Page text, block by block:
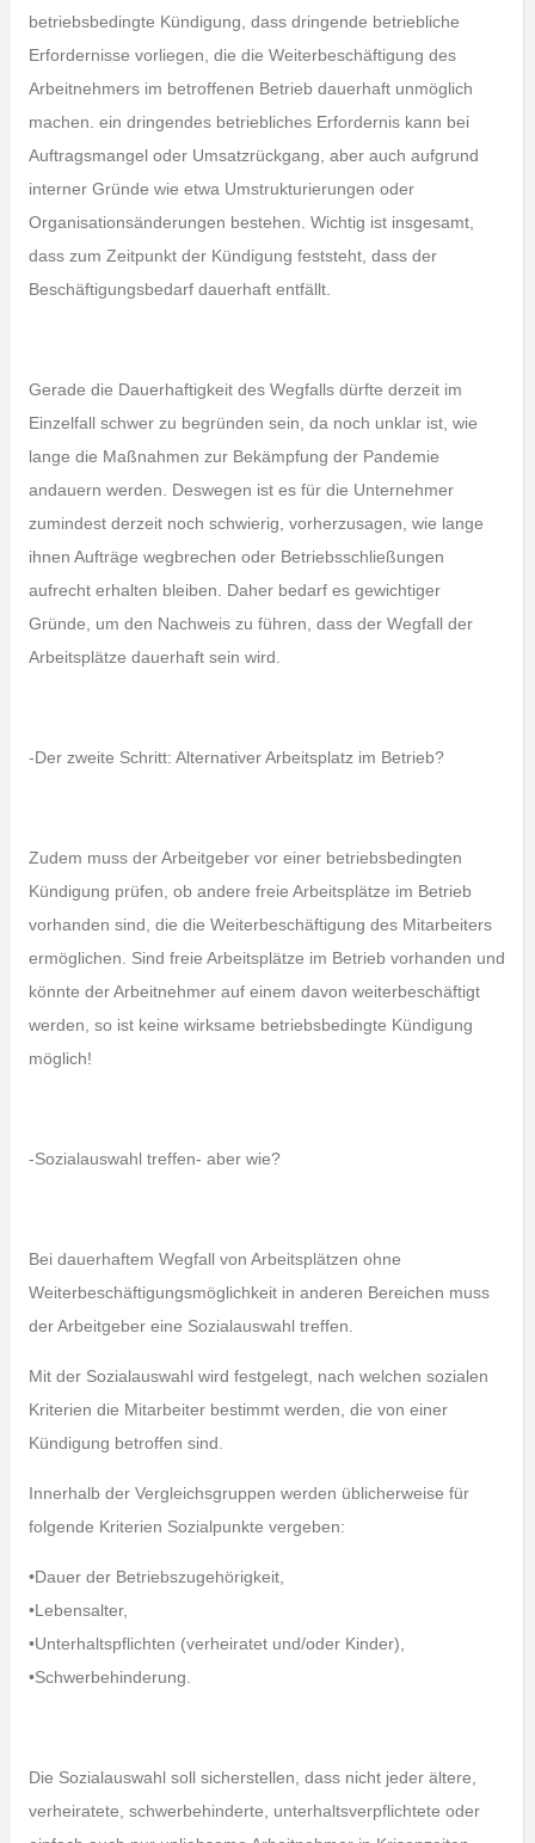
betriebsbedingte Kündigung, dass dringende betriebliche
Erfordernisse vorliegen, die die Weiterbeschäftigung des
Arbeitnehmers im betroffenen Betrieb dauerhaft unmöglich
machen. ein dringendes betriebliches Erfordernis kann bei
Auftragsmangel oder Umsatzrückgang, aber auch aufgrund
interner Gründe wie etwa Umstrukturierungen oder
Organisationsänderungen bestehen. Wichtig ist insgesamt,
dass zum Zeitpunkt der Kündigung feststeht, dass der
Beschäftigungsbedarf dauerhaft entfällt.
Gerade die Dauerhaftigkeit des Wegfalls dürfte derzeit im
Einzelfall schwer zu begründen sein, da noch unklar ist, wie
lange die Maßnahmen zur Bekämpfung der Pandemie
andauern werden. Deswegen ist es für die Unternehmer
zumindest derzeit noch schwierig, vorherzusagen, wie lange
ihnen Aufträge wegbrechen oder Betriebsschließungen
aufrecht erhalten bleiben. Daher bedarf es gewichtiger
Gründe, um den Nachweis zu führen, dass der Wegfall der
Arbeitsplätze dauerhaft sein wird.
-Der zweite Schritt: Alternativer Arbeitsplatz im Betrieb?
Zudem muss der Arbeitgeber vor einer betriebsbedingten
Kündigung prüfen, ob andere freie Arbeitsplätze im Betrieb
vorhanden sind, die die Weiterbeschäftigung des Mitarbeiters
ermöglichen. Sind freie Arbeitsplätze im Betrieb vorhanden und
könnte der Arbeitnehmer auf einem davon weiterbeschäftigt
werden, so ist keine wirksame betriebsbedingte Kündigung
möglich!
-Sozialauswahl treffen- aber wie?
Bei dauerhaftem Wegfall von Arbeitsplätzen ohne
Weiterbeschäftigungsmöglichkeit in anderen Bereichen muss
der Arbeitgeber eine Sozialauswahl treffen.
Mit der Sozialauswahl wird festgelegt, nach welchen sozialen
Kriterien die Mitarbeiter bestimmt werden, die von einer
Kündigung betroffen sind.
Innerhalb der Vergleichsgruppen werden üblicherweise für
folgende Kriterien Sozialpunkte vergeben:
•Dauer der Betriebszugehörigkeit,
•Lebensalter,
•Unterhaltspflichten (verheiratet und/oder Kinder),
•Schwerbehinderung.
Die Sozialauswahl soll sicherstellen, dass nicht jeder ältere,
verheiratete, schwerbehinderte, unterhaltsverpflichtete oder